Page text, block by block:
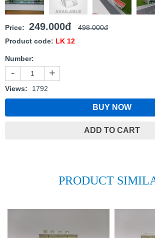
Price: 249.000đ
498.000đ
Product code: LK 12
Number:
- +
Views: 1792
BUY NOW
ADD TO CART
PRODUCT